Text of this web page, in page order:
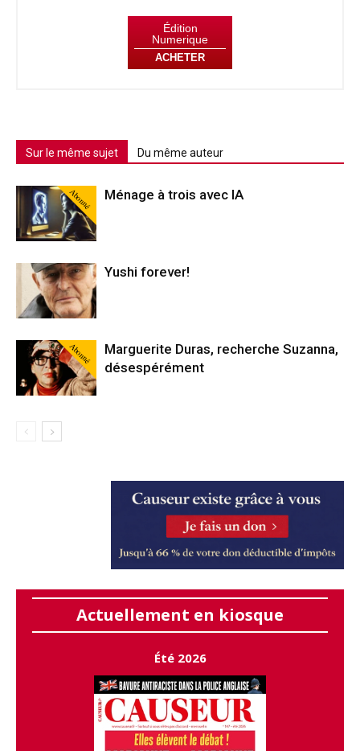
Édition
Numerique
ACHETER
Sur le même sujet Du même auteur
Abonné Ménage à trois avec IA
Yushi forever!
Abonné
Marguerite Duras, recherche Suzanna,
désespérément
Actuellement en kiosque
Été 2026